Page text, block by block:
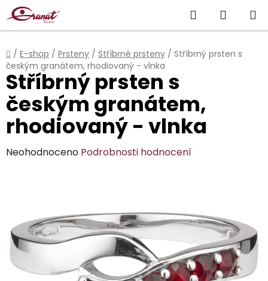
Přejít
na
obsah
Hledat
KOŠÍK
Domů
/ E-shop / Prsteny / Stříbrné prsteny / Stříbrný prsten s
českým granátem, rhodiovaný - vlnka
Stříbrný prsten s
českým granátem,
rhodiovaný - vlnka
Průměrné
hvězdiček.
Neohodnoceno Podrobnosti hodnocení